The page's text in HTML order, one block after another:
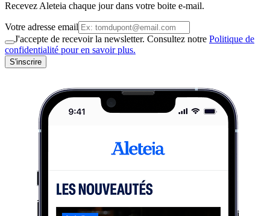
Recevez Aleteia chaque jour dans votre boite e-mail.
Votre adresse email
J'accepte de recevoir la newsletter. Consultez notre Politique de
confidentialité pour en savoir plus.
S'inscrire